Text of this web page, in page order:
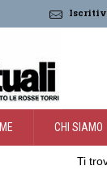
CHI SIAMO
Ti